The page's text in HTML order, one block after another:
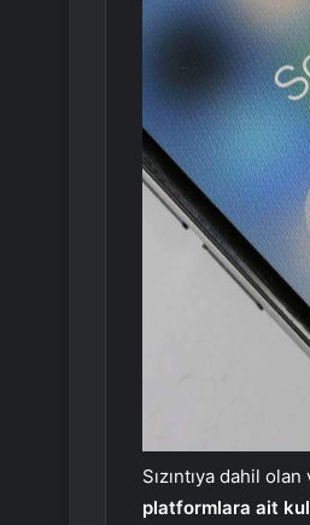
Sızıntıya dahil
platformlara ait